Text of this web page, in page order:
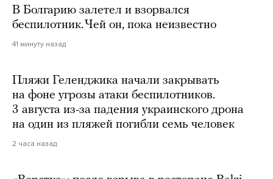
В Болгарию залетел и взорвался
беспилотник. Чей он, пока неизвестно
41 минуту назад
Пляжи Геленджика начали закрывать
на фоне угрозы атаки беспилотников.
3 августа из-за падения украинского дрона
на один из пляжей погибли семь человек
2 часа назад